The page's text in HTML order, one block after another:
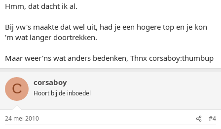
Hmm, dat dacht ik al.
Bij vw's maakte dat wel uit, had je een hogere top en je kon
'm wat langer doortrekken.
Maar weer'ns wat anders bedenken, Thnx corsaboy:thumbup
C corsaboy
Hoort bij de inboedel
24 mei 2010 #4